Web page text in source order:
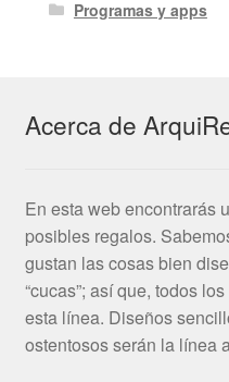
Programas y apps
Acerca de
En esta web encontrarás
posibles regalos.
gustan las cosas bien
“cucas”; así que, todos
esta línea. Diseños
ostentosos serán la línea